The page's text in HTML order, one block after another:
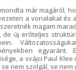
már magáról,
a vonalakat és
magam
de új erőteljes
a svájci Paul
nem szolgál, se nem